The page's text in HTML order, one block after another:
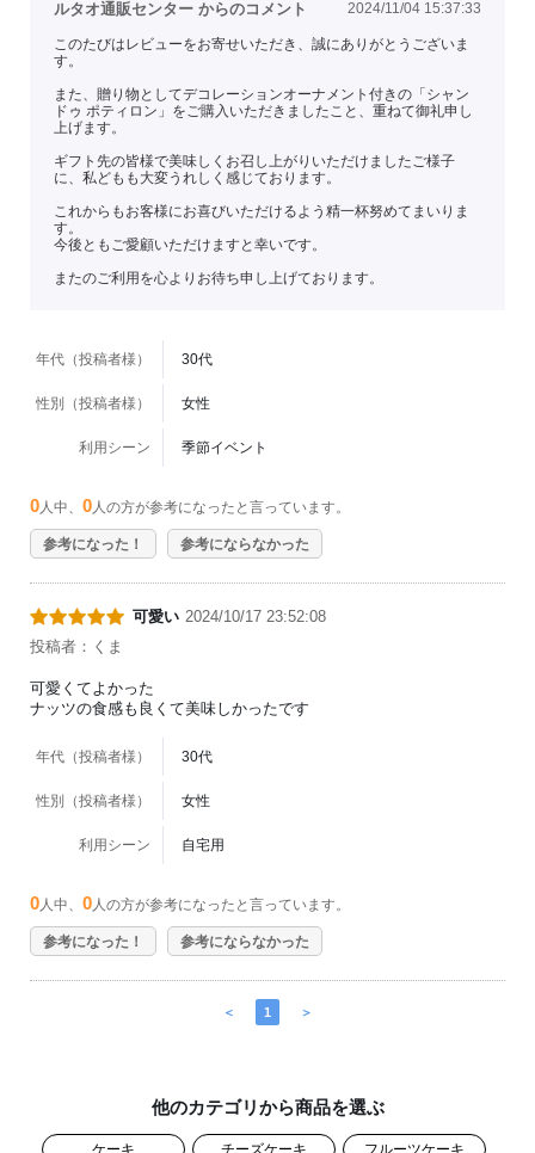
ルタオ通販センター からのコメント 2024/11/04 15:37:33
このたびはレビューをお寄せいただき、誠にありがとうございま
す。
また、贈り物としてデコレーションオーナメント付きの「シャン
ドゥ ポティロン」をご購入いただきましたこと、重ねて御礼申し
上げます。
ギフト先の皆様で美味しくお召し上がりいただけましたご様子
に、私どもも大変うれしく感じております。
これからもお客様にお喜びいただけるよう精一杯努めてまいりま
す。
今後ともご愛顧いただけますと幸いです。
またのご利用を心よりお待ち申し上げております。
年代（投稿者様） 30代
性別（投稿者様） 女性
利用シーン 季節イベント
0 人中、 0 人の方が参考になったと言っています。
参考になった！ 参考にならなかった
可愛い 2024/10/17 23:52:08
投稿者：くま
可愛くてよかった
ナッツの食感も良くて美味しかったです
年代（投稿者様） 30代
性別（投稿者様） 女性
利用シーン 自宅用
0 人中、 0 人の方が参考になったと言っています。
参考になった！ 参考にならなかった
＜ 1 ＞
他のカテゴリから商品を選ぶ
ケーキ チーズケーキ フルーツケーキ